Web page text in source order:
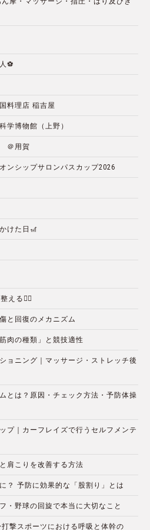
⚽️
料理店 稲吉屋
博物館（上野）
＠用賀
ンシップサロンパスカップ2026
けた日🎢
える💆‍♂️
と回復のメカニズム
肉の種類」と競技適性
ョニング｜マッサージ・ストレッチ後
とは？原因・チェック方法・予防体操
プ｜カーフレイズで行うセルフメンテ
肩こりを改善する方法
？ 予防に効果的な「股割り」とは
・野球の回旋で本当に大切なこと
打撃スポーツにおける呼吸と体幹の